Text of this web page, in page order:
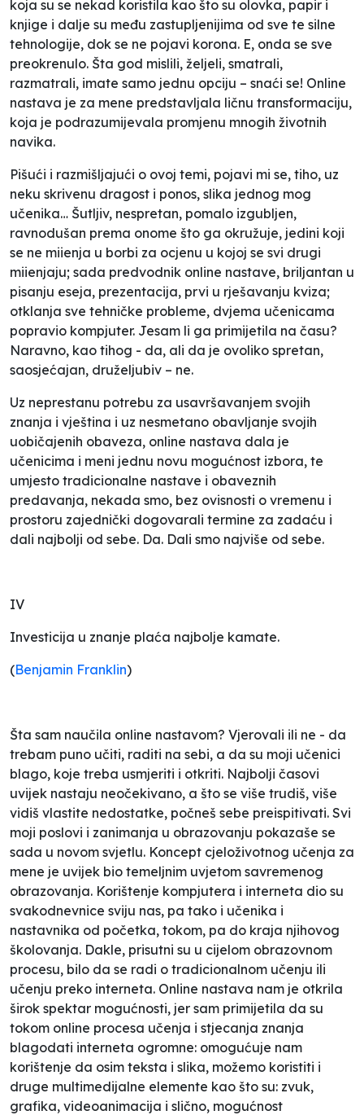
koja su se nekad koristila kao što su olovka, papir i
knjige i dalje su među zastupljenijima od sve te silne
tehnologije, dok se ne pojavi korona. E, onda se sve
preokrenulo. Šta god mislili, željeli, smatrali,
razmatrali, imate samo jednu opciju – snaći se! Online
nastava je za mene predstavljala ličnu transformaciju,
koja je podrazumijevala promjenu mnogih životnih
navika.
Pišući i razmišljajući o ovoj temi, pojavi mi se, tiho, uz
neku skrivenu dragost i ponos, slika jednog mog
učenika… Šutljiv, nespretan, pomalo izgubljen,
ravnodušan prema onome što ga okružuje, jedini koji
se ne miienja u borbi za ocjenu u kojoj se svi drugi
miienjaju; sada predvodnik online nastave, briljantan u
pisanju eseja, prezentacija, prvi u rješavanju kviza;
otklanja sve tehničke probleme, dvjema učenicama
popravio kompjuter. Jesam li ga primijetila na času?
Naravno, kao tihog - da, ali da je ovoliko spretan,
saosjećajan, druželjubiv – ne.
Uz neprestanu potrebu za usavršavanjem svojih
znanja i vještina i uz nesmetano obavljanje svojih
uobičajenih obaveza, online nastava dala je
učenicima i meni jednu novu mogućnost izbora, te
umjesto tradicionalne nastave i obaveznih
predavanja, nekada smo, bez ovisnosti o vremenu i
prostoru zajednički dogovarali termine za zadaću i
dali najbolji od sebe. Da. Dali smo najviše od sebe.
IV
Investicija u znanje plaća najbolje kamate.
(Benjamin Franklin)
Šta sam naučila online nastavom? Vjerovali ili ne - da
trebam puno učiti, raditi na sebi, a da su moji učenici
blago, koje treba usmjeriti i otkriti. Najbolji časovi
uvijek nastaju neočekivano, a što se više trudiš, više
vidiš vlastite nedostatke, počneš sebe preispitivati. Svi
moji poslovi i zanimanja u obrazovanju pokazaše se
sada u novom svjetlu. Koncept cjeloživotnog učenja za
mene je uvijek bio temeljnim uvjetom savremenog
obrazovanja. Korištenje kompjutera i interneta dio su
svakodnevnice sviju nas, pa tako i učenika i
nastavnika od početka, tokom, pa do kraja njihovog
školovanja. Dakle, prisutni su u cijelom obrazovnom
procesu, bilo da se radi o tradicionalnom učenju ili
učenju preko interneta. Online nastava nam je otkrila
širok spektar mogućnosti, jer sam primijetila da su
tokom online procesa učenja i stjecanja znanja
blagodati interneta ogromne: omogućuje nam
korištenje da osim teksta i slika, možemo koristiti i
druge multimedijalne elemente kao što su: zvuk,
grafika, videoanimacija i slično, mogućnost